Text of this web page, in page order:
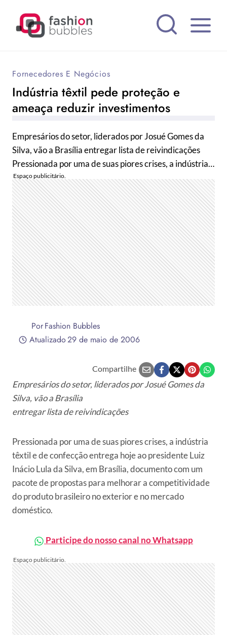
Fornecedores E Negócios
Indústria têxtil pede proteção e
ameaça reduzir investimentos
Empresários do setor, liderados por Josué Gomes da
Silva, vão a Brasília entregar lista de reivindicações
Pressionada por uma de suas piores crises, a indústria…
PorFashion Bubbles
Atualizado29 de maio de 2006
Compartilhe
Empresários do setor, liderados por Josué Gomes da
Silva, vão a Brasília
entregar lista de reivindicações
Pressionada por uma de suas piores crises, a indústria
têxtil e de confecção entrega hoje ao presidente Luiz
Inácio Lula da Silva, em Brasília, documento com um
pacote de propostas para melhorar a competitividade
do produto brasileiro no exterior e no mercado
doméstico.
Participe do nosso canal no Whatsapp